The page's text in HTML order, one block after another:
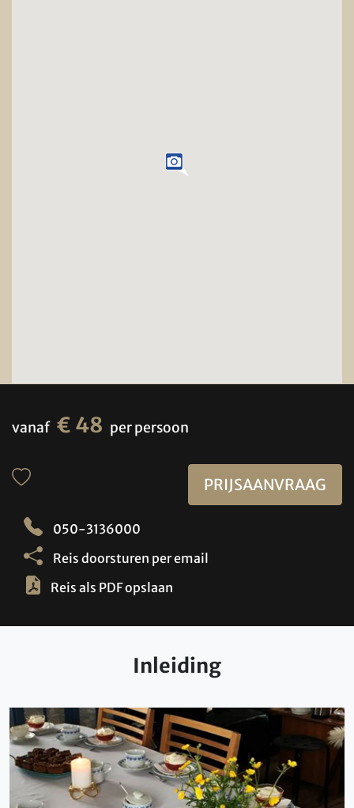
vanaf € 48 per persoon
PRIJSAANVRAAG
050-3136000
Reis doorsturen per email
Reis als PDF opslaan
Inleiding